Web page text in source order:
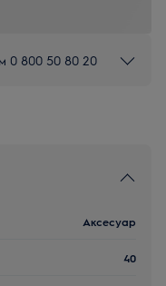
0 800 50 80 20
Аксесуар
40